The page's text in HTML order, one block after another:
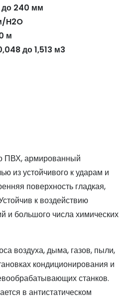
до 240 мм
H2O
м
до 1,513 м3
ПВХ, армированный
из устойчивого к ударам и
поверхность гладкая,
к воздействию
и большого числа химических
воздуха, дыма, газов, пыли,
кондиционирования и
станков.
в антистатическом